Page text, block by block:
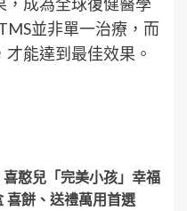
並非單一治療，而
能達到最佳效果。
憨兒「完美小孩」幸福
喜餅、送禮萬用首選